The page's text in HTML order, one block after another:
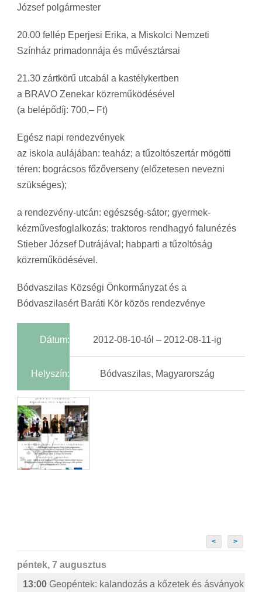
József polgármester
20.00 fellép Eperjesi Erika, a Miskolci Nemzeti
Színház primadonnája és művésztársai
21.30 zártkörű utcabál a kastélykertben
a BRAVO Zenekar közreműködésével
(a belépődíj: 700,– Ft)
Egész napi rendezvények
az iskola aulájában: teaház; a tűzoltószertár mögötti
téren: bográcsos főzőverseny (előzetesen nevezni
szükséges);
a rendezvény-utcán: egészség-sátor; gyermek-
kézművesfoglalkozás; traktoros rendhagyó falunézés
Stieber József Dutrájával; habparti a tűzoltóság
közreműködésével.
Bódvaszilas Községi Önkormányzat és a
Bódvaszilasért Baráti Kör közös rendezvénye
Dátum: 2012-08-10-tól – 2012-08-11-ig
Helyszín: Bódvaszilas, Magyarország
< >
péntek, 7 augusztus
13:00 Geopéntek: kalandozás a kőzetek és ásványok